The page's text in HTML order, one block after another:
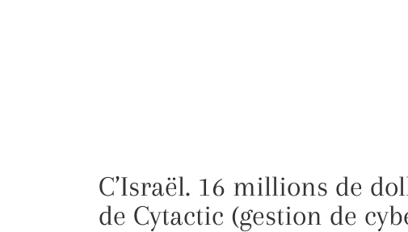
C’Israël. 16 millions de
de Cytactic (gestion de